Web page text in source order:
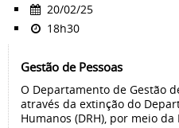
20/02/25
18h30
Gestão de Pessoas
O Departamento de Gestão
através da extinção do
Humanos (DRH), por meio